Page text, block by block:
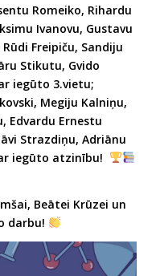
Romeiko, Rihardu
Ivanovu, Gustavu
Freipiču, Sandiju
Stikutu, Gvido
iegūto 3.vietu;
Megiju Kalniņu,
Edvardu Ernestu
Strazdiņu, Adriānu
iegūto atzinību!
Beātei Krūzei un
darbu!